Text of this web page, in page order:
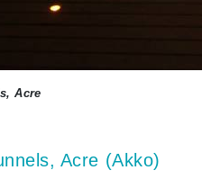
Acre
Acre (Akko)